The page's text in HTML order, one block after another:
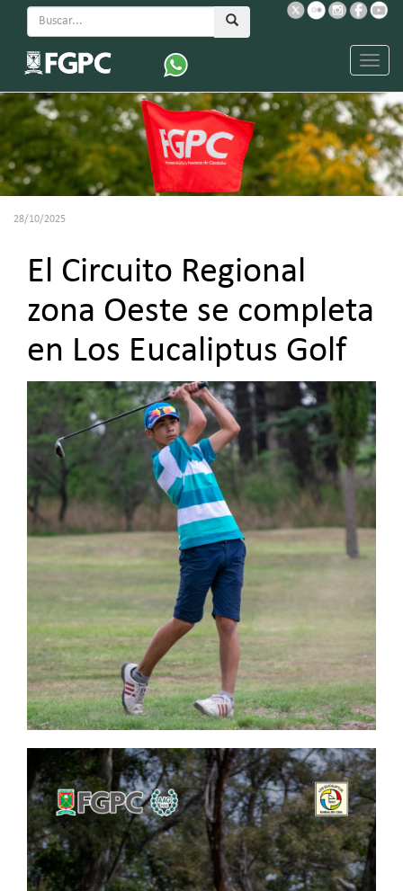
Menu
28/10/2025
El Circuito Regional
zona Oeste se completa
en Los Eucaliptus Golf